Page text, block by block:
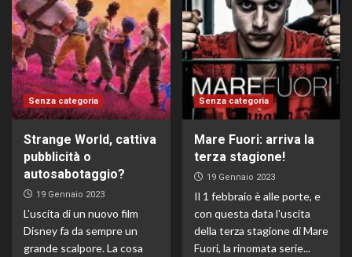
Senza categoria
Strange World, cattiva
pubblicità o
autosabotaggio?
19 Gennaio 2023
L’uscita di un nuovo film
Disney fa da sempre un
grande scalpore. La cosa
Senza categoria
Mare Fuori: arriva la
terza stagione!
19 Gennaio 2023
Il 1 febbraio è alle porte, e
con questa data l'uscita
della terza stagione di Mare
Fuori, la rinomata serie...